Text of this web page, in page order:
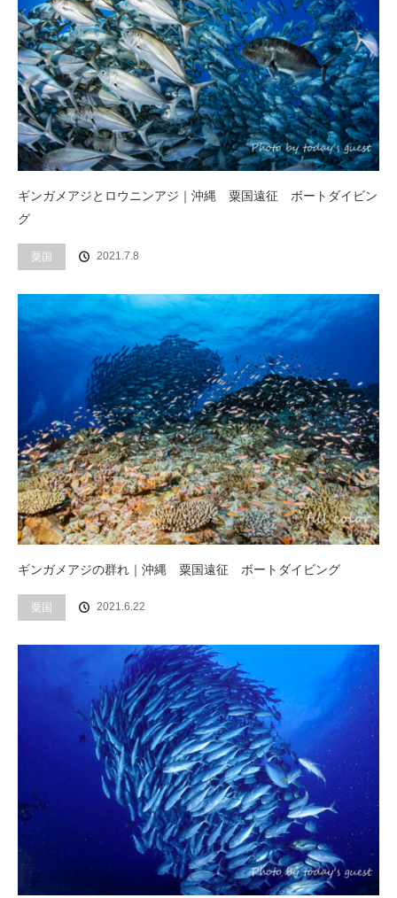
ギンガメアジとロウニンアジ｜沖縄 粟国遠征 ボートダイビン
グ
粟国 2021.7.8
ギンガメアジの群れ｜沖縄 粟国遠征 ボートダイビング
粟国 2021.6.22